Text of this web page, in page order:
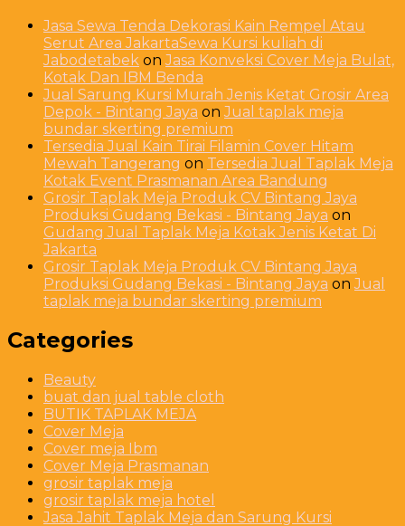
Jasa Sewa Tenda Dekorasi Kain Rempel Atau
Serut Area JakartaSewa Kursi kuliah di
Jabodetabek onJasa Konveksi Cover Meja Bulat,
Kotak Dan IBM Benda
Jual Sarung Kursi Murah Jenis Ketat Grosir Area
Depok - Bintang Jaya onJual taplak meja
bundar skerting premium
Tersedia Jual Kain Tirai Filamin Cover Hitam
Mewah Tangerang on Tersedia Jual Taplak Meja
Kotak Event Prasmanan Area Bandung
Grosir Taplak Meja Produk CV Bintang Jaya
Produksi Gudang Bekasi - Bintang Jaya on
Gudang Jual Taplak Meja Kotak Jenis Ketat Di
Jakarta
Grosir Taplak Meja Produk CV Bintang Jaya
Produksi Gudang Bekasi - Bintang Jaya onJual
taplak meja bundar skerting premium
Categories
Beauty
buat dan jual table cloth
BUTIK TAPLAK MEJA
Cover Meja
Cover meja Ibm
Cover Meja Prasmanan
grosir taplak meja
grosir taplak meja hotel
Jasa Jahit Taplak Meja dan Sarung Kursi